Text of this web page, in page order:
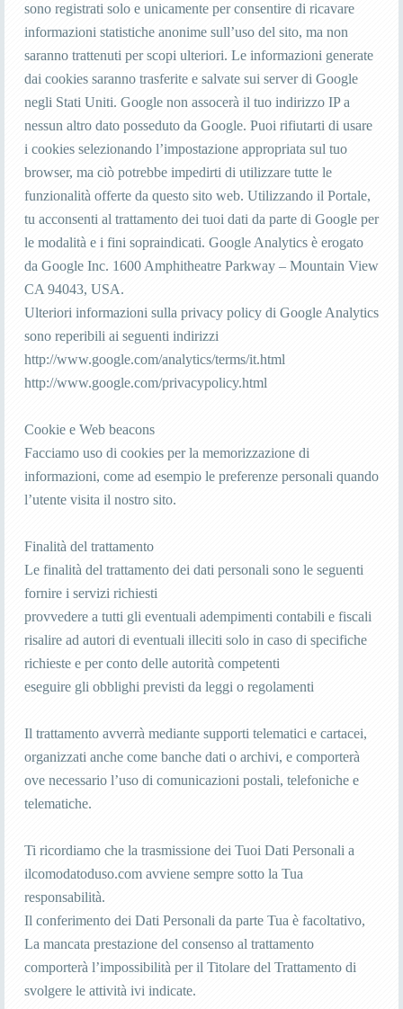
sono registrati solo e unicamente per consentire di ricavare
informazioni statistiche anonime sull’uso del sito, ma non
saranno trattenuti per scopi ulteriori. Le informazioni generate
dai cookies saranno trasferite e salvate sui server di Google
negli Stati Uniti. Google non assocerà il tuo indirizzo IP a
nessun altro dato posseduto da Google. Puoi rifiutarti di usare
i cookies selezionando l’impostazione appropriata sul tuo
browser, ma ciò potrebbe impedirti di utilizzare tutte le
funzionalità offerte da questo sito web. Utilizzando il Portale,
tu acconsenti al trattamento dei tuoi dati da parte di Google per
le modalità e i fini sopraindicati. Google Analytics è erogato
da Google Inc. 1600 Amphitheatre Parkway – Mountain View
CA 94043, USA.
Ulteriori informazioni sulla privacy policy di Google Analytics
sono reperibili ai seguenti indirizzi
http://www.google.com/analytics/terms/it.html
http://www.google.com/privacypolicy.html
Cookie e Web beacons
Facciamo uso di cookies per la memorizzazione di
informazioni, come ad esempio le preferenze personali quando
l’utente visita il nostro sito.
Finalità del trattamento
Le finalità del trattamento dei dati personali sono le seguenti
fornire i servizi richiesti
provvedere a tutti gli eventuali adempimenti contabili e fiscali
risalire ad autori di eventuali illeciti solo in caso di specifiche
richieste e per conto delle autorità competenti
eseguire gli obblighi previsti da leggi o regolamenti
Il trattamento avverrà mediante supporti telematici e cartacei,
organizzati anche come banche dati o archivi, e comporterà
ove necessario l’uso di comunicazioni postali, telefoniche e
telematiche.
Ti ricordiamo che la trasmissione dei Tuoi Dati Personali a
ilcomodatoduso.com avviene sempre sotto la Tua
responsabilità.
Il conferimento dei Dati Personali da parte Tua è facoltativo,
La mancata prestazione del consenso al trattamento
comporterà l’impossibilità per il Titolare del Trattamento di
svolgere le attività ivi indicate.